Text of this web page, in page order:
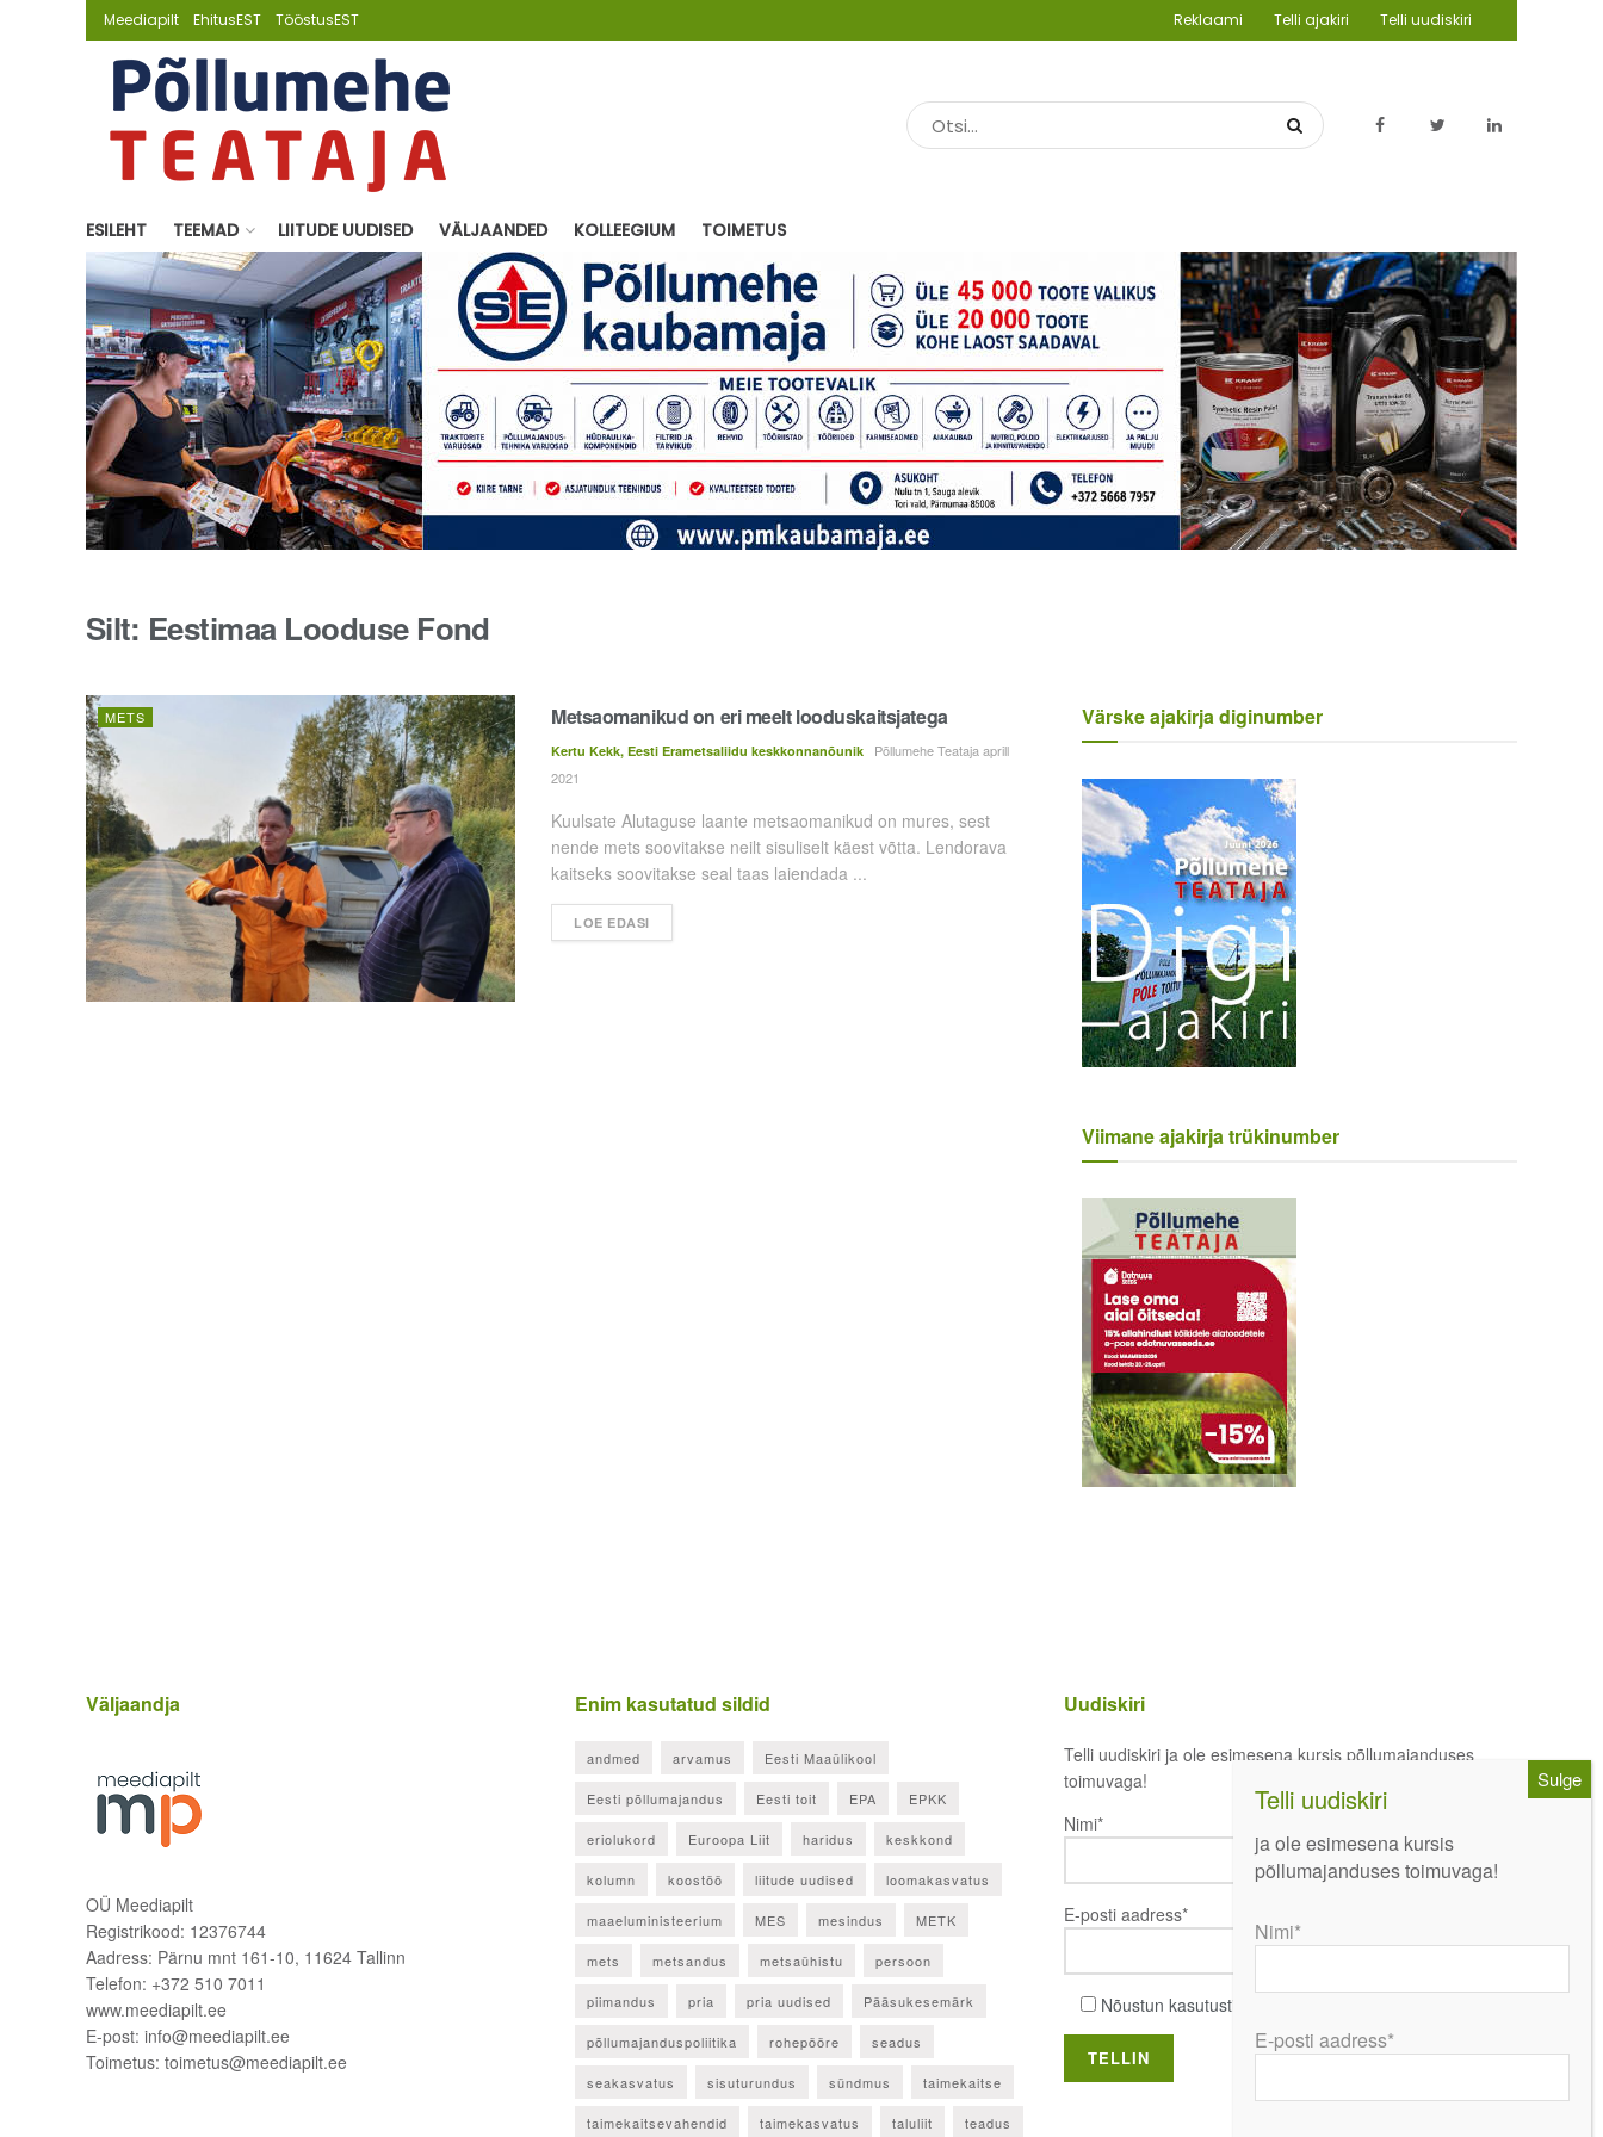
Meediapilt EhitusEST TööstusEST Reklaami Telli ajakiri Telli uudiskiri
ESILEHT TEEMAD LIITUDE UUDISED VÄLJAANDED KOLLEEGIUM TOIMETUS
Silt: Eestimaa Looduse Fond
METS Metsaomanikud on eri meelt looduskaitsjatega
Kertu Kekk, Eesti Erametsaliidu keskkonnanõunik
Põllumehe Teataja aprill
2021
Kuulsate Alutaguse laante metsaomanikud on mures, sest
nende mets soovitakse neilt sisuliselt käest võtta. Lend­orava
kaitseks soovitakse seal taas laiendada ...
LOE EDASI
Värske ajakirja diginumber
Viimane ajakirja trükinumber
Väljaandja
OÜ Meediapilt
Registrikood: 12376744
Aadress: Pärnu mnt 161-10, 11624 Tallinn
Telefon: +372 510 7011
www.meediapilt.ee
E-post: info@meediapilt.ee
Toimetus: toimetus@meediapilt.ee
Enim kasutatud sildid
andmed arvamus Eesti Maaülikool
Eesti põllumajandus Eesti toit EPA EPKK
eriolukord Euroopa Liit haridus keskkond
kolumn koostöö liitude uudised loomakasvatus
maaeluministeerium MES mesindus METK
mets metsandus metsaühistu persoon
piimandus pria pria uudised Pääsukesemärk
põllumajanduspoliitika rohepööre seadus
seakasvatus sisuturundus sündmus taimekaitse
taimekaitsevahendid taimekasvatus taluliit teadus
Uudiskiri
Telli uudiskiri ja ole esimesena kursis põllumajanduses
toimuvaga!
Nimi*
E-posti aadress*
Nõustun kasutustingimustega
ja ole esimesena kursis
põllumajanduses toimuvaga!
Nimi*
E-posti aadress*